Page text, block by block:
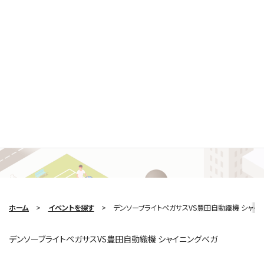
ホーム イベントを探す デンソーブライトペガサスVS豊田自動織機 シャイ
デンソーブライトペガサスVS豊田自動織機 シャイニングべガ